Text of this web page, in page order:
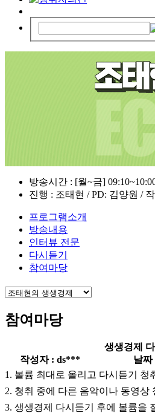
방송시간 : [월~금]
진행 : 조태현 / PD: 김양원 /
프로그램소개
방송내용
인터뷰 전문
다시듣기
참여마당
참여마당
생생경제
작성자 : ds***
날짜
1. 볼륨 최대로 올리고 다시듣기 청
2. 청취 중에 다른 음악이나 동영상
3. 생생경제 다시듣기 후에 볼륨을